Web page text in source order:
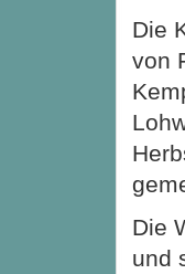
Die
von
Die
und